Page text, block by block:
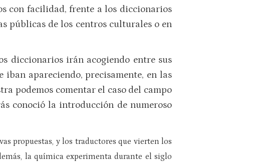
con facilidad, frente a los diccionarios
públicas de los centros culturales o en
diccionarios irán acogiendo entre sus
apareciendo, precisamente, en las
podemos comentar el caso del campo
conoció la introducción de numeroso
propuestas, y los traductores que vierten los
la química experimenta durante el siglo